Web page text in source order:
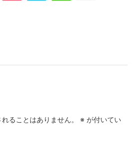
ることはありません。 ※ が付いてい